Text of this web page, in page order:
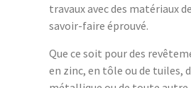
travaux avec des matériaux
savoir-faire éprouvé.
Que ce soit pour des
en zinc, en tôle ou de tuiles,